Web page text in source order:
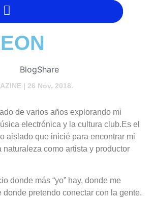
Entrevistas
Foodie
Cultura
Mix
series
Barras
Del
Música
PERO IGUAL
BlogShare
| 26 Nov, 2018.
de varios años explorando mi
electrónica y la cultura club.Es el
aislado que inicié para encontrar mi
naturaleza como artista y productor
donde más “yo” hay, donde me
donde pretendo conectar con la gente.